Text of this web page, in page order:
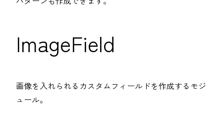
ImageField
画像を入れられるカスタムフィールドを作成するモジ
ュール。